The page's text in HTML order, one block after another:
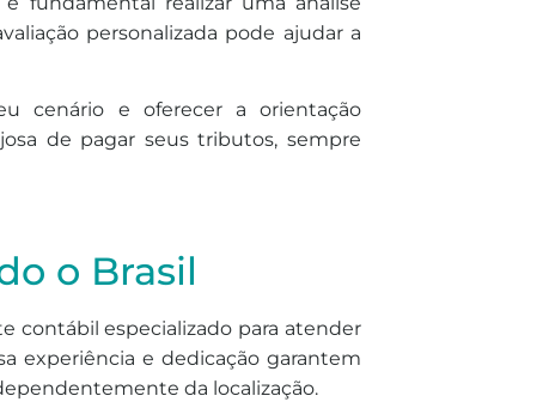
personalizada pode ajudar a
cenário e oferecer a orientação
de pagar seus tributos, sempre
o Brasil
contábil especializado para atender
experiência e dedicação garantem
da localização.